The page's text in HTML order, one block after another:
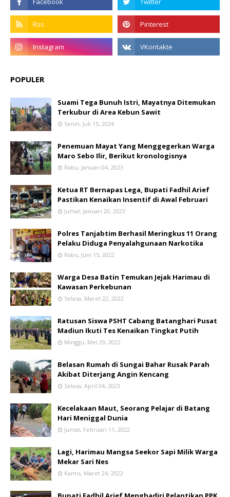
POPULER
Suami Tega Bunuh Istri, Mayatnya Ditemukan
Terkubur di Area Kebun Sawit
Senin, Juli 15, 2024
Penemuan Mayat Yang Menggegerkan Warga
Maro Sebo Ilir, Berikut kronologisnya
Rabu, Januari 04, 2023
Ketua RT Bernapas Lega, Bupati Fadhil Arief
Pastikan Kenaikan Insentif di Awal Februari
Jumat, Januari 20, 2023
Polres Tanjabtim Berhasil Meringkus 11 Orang
Pelaku Diduga Penyalahgunaan Narkotika
Rabu, Juni 15, 2022
Warga Desa Batin Temukan Jejak Harimau di
Kawasan Perkebunan
Selasa, Maret 22, 2022
Ratusan Siswa PSHT Cabang Batanghari Pusat
Madiun Ikuti Tes Kenaikan Tingkat Putih
Minggu, Mei 29, 2022
Belasan Rumah di Sungai Bahar Rusak Parah
Akibat Diterjang Angin Kencang
Selasa, April 04, 2023
Kecelakaan Maut, Seorang Pelajar di Batang
Hari Meniggal Dunia
Jumat, Februari 11, 2022
Lagi, Harimau Mangsa Seekor Sapi Milik Warga
Mekar Sari Nes
Kamis, Maret 24, 2022